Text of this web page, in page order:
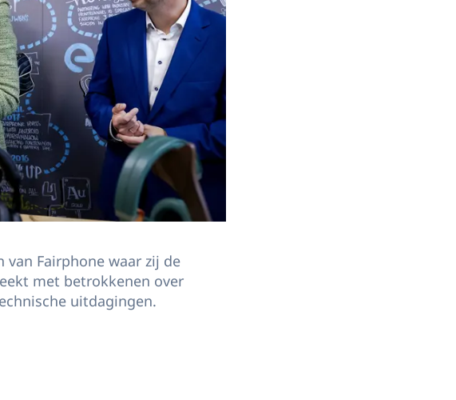
Fairphone waar zij de
met betrokkenen over
uitdagingen.